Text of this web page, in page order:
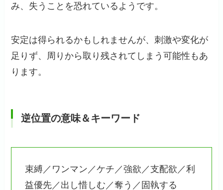
み、失うことを恐れているようです。
安定は得られるかもしれませんが、刺激や変化が
足りず、周りから取り残されてしまう可能性もあ
ります。
逆位置の意味＆キーワード
束縛／ワンマン／ケチ／強欲／支配欲／利
益優先／出し惜しむ／奪う／固執する